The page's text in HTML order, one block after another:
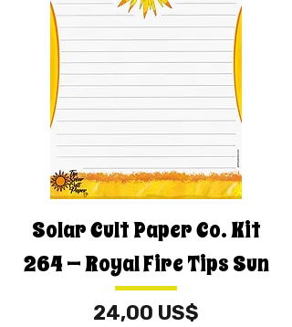
Solar Cult Paper Co. Kit
264 — Royal Fire Tips Sun
Cena
24,00 US$